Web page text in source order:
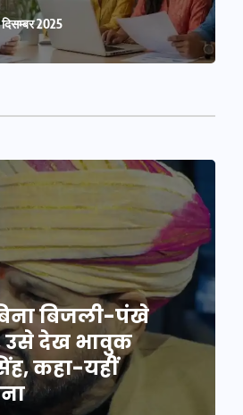
2025
बिजली-पंखे
उसे देख भावुक
कहा-यहीं